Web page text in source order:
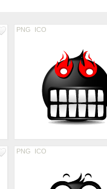
PNG ICO
PNG ICO